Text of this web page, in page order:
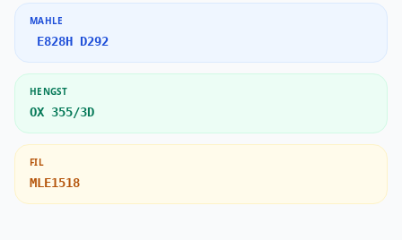
MAHLE
E828H D292
HENGST
OX 355/3D
FIL
MLE1518